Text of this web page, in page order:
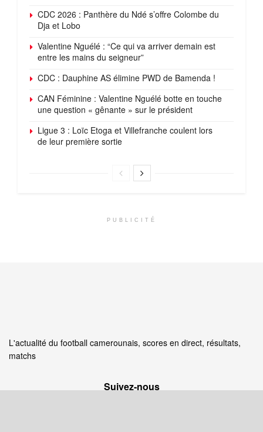
CDC 2026 : Panthère du Ndé s’offre Colombe du
Dja et Lobo
Valentine Nguélé : “Ce qui va arriver demain est
entre les mains du seigneur”
CDC : Dauphine AS élimine PWD de Bamenda !
CAN Féminine : Valentine Nguélé botte en touche
une question « gênante » sur le président
Ligue 3 : Loïc Etoga et Villefranche coulent lors
de leur première sortie
PUBLICITÉ
L'actualité du football camerounais, scores en direct, résultats,
matchs
Suivez‑nous